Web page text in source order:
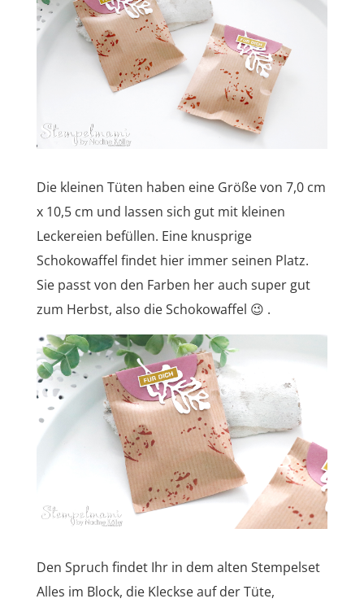
Die kleinen Tüten haben eine Größe von 7,0 cm
x 10,5 cm und lassen sich gut mit kleinen
Leckereien befüllen. Eine knusprige
Schokowaffel findet hier immer seinen Platz.
Sie passt von den Farben her auch super gut
zum Herbst, also die Schokowaffel 😉 .
Den Spruch findet Ihr in dem alten Stempelset
Alles im Block, die Kleckse auf der Tüte,